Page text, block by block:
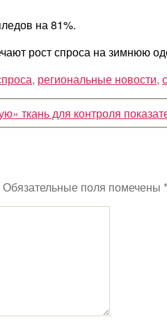
на 81%.
рост спроса на зимнюю
, региональные новости,
ткань для контроля
Обязательные поля помечены *